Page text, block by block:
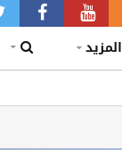
المزيد